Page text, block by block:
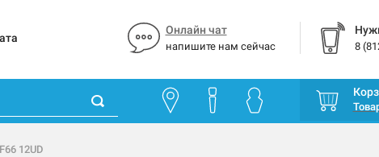
Онлайн чат
напишите нам сейчас 8
12UD